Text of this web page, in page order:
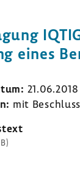
eines
21.06.2018
mit